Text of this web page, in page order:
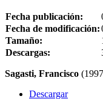
Fecha publicación:
Fecha de modificación:
Tamaño:
Descargas:
Sagasti, Francisco
Descargar